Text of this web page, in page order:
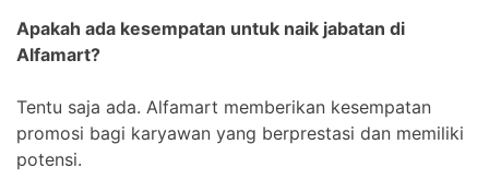
Apakah ada kesempatan untuk naik jabatan di
Alfamart?
Tentu saja ada. Alfamart memberikan kesempatan
promosi bagi karyawan yang berprestasi dan memiliki
potensi.